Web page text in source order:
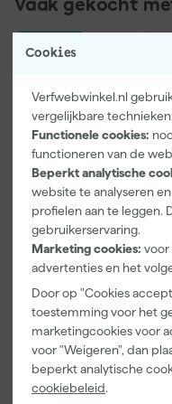
Cookies
Verfwebwinkel.nl
vergelijkbare
Functionele cookies:
functioneren van de
Beperkt analytische
website te analyseren
profielen aan te leggen.
gebruikerservaring.
Marketing cookies: voor
advertenties en het
Door op "Cookies
toestemming voor het
marketingcookies voor
voor "Weigeren", dan
beperkt analytische
cookiebeleid.
Vaak gekocht
PrimaCover
900276 Basic
Zelfklevend
Afdekvlies -
25 x 0,65 m
bezorgd
35,99
incl. BTW
-12%
9,